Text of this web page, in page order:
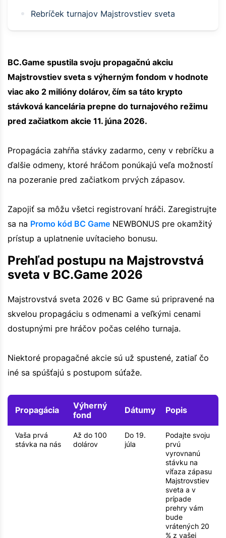
Rebríček turnajov Majstrovstiev sveta
BC.Game spustila svoju propagačnú akciu
Majstrovstiev sveta s výherným fondom v hodnote
viac ako 2 milióny dolárov, čím sa táto krypto
stávková kancelária prepne do turnajového režimu
pred začiatkom akcie 11. júna 2026.
Propagácia zahŕňa stávky zadarmo, ceny v rebríčku a
ďalšie odmeny, ktoré hráčom ponúkajú veľa možností
na pozeranie pred začiatkom prvých zápasov.
Zapojiť sa môžu všetci registrovaní hráči. Zaregistrujte
sa na Promo kód BC Game NEWBONUS pre okamžitý
prístup a uplatnenie uvítacieho bonusu.
Prehľad postupu na Majstrovstvá
sveta v BC.Game 2026
Majstrovstvá sveta 2026 v BC Game sú pripravené na
skvelou propagáciu s odmenami a veľkými cenami
dostupnými pre hráčov počas celého turnaja.
Niektoré propagačné akcie sú už spustené, zatiaľ čo
iné sa spúšťajú s postupom súťaže.
Propagácia
Výherný
fond
Dátumy Popis
Vaša prvá
stávka na nás
Až do 100
dolárov
Do 19.
júla
Podajte svoju
prvú
vyrovnanú
stávku na
víťaza zápasu
Majstrovstiev
sveta a v
prípade
prehry vám
bude
vrátených 20
% z vašej